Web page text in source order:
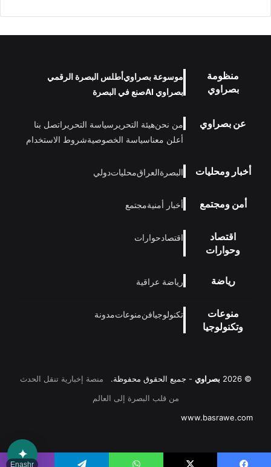
منظومة
بصراوي
موسوعة بصراويأطلس البصرة الرقمي
بصراوي AI
صنع في البصرة
عن بصراوي من نحنهيئة التحرير سياسة التحرير اتصل بنا
أعلن معناسياسة الخصوصيةشروط الاستخدام
أخبار ومحليات البصرةالعراقمحلياتدولي
أمن ومجتمع أخبار أمنيةمجتمع
اقتصاد
وحوارات
اقتصادحوارات
رياضة رياضة عراقية
منوعات
وتكنولوجيا
تكنولوجيافنمنوعاتمدونة
© 2026 بصراوي - جميع الحقوق محفوظة.
منصة إخبارية تنقل الحدث
من قلب البصرة إلى العالم
www.basrawe.com
✦
Enashr